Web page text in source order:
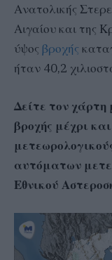
Ανατολικής
Αιγαίου και της
ύψος βροχής
ήταν 40,2
Δείτε τον χάρτη
βροχής μέχρι
αυτόματων
Εθνικού